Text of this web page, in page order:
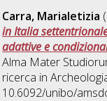
Carra, Marialetizia
in Italia
adattive e
Alma Mater
ricerca in
10.6092/unibo/